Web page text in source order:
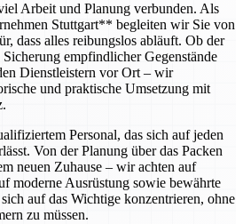
Arbeit und Planung verbunden. Als
Stuttgart** begleiten wir Sie von
dass alles reibungslos abläuft. Ob der
empfindlicher Gegenstände
Dienstleistern vor Ort – wir
und praktische Umsetzung mit
Personal, das sich auf jeden
Von der Planung über das Packen
neuen Zuhause – wir achten auf
moderne Ausrüstung sowie bewährte
auf das Wichtige konzentrieren, ohne
zu müssen.